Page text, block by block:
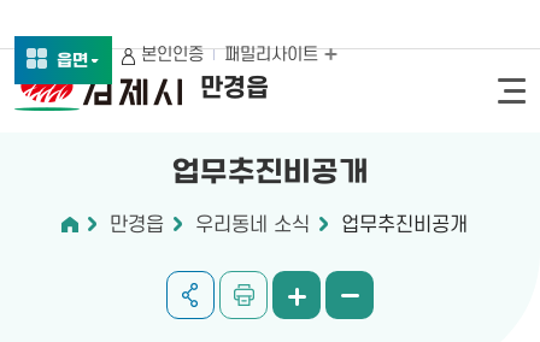
만경읍
읍면 본인인증 패밀리사이트
업무추진비공개
만경읍 우리동네 소식 업무추진비공개